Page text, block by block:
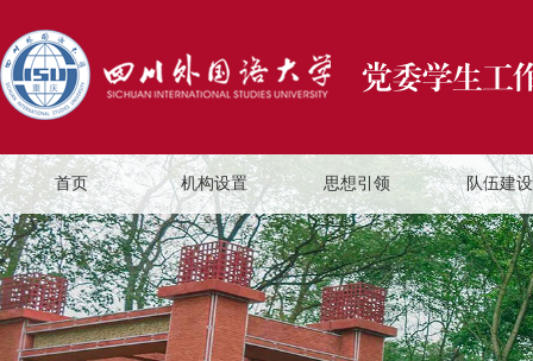
首页 机构设置 思想引领 队伍建设